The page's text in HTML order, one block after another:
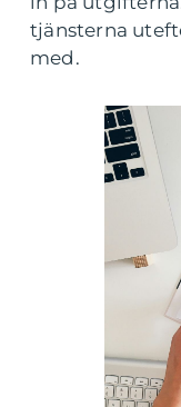
tjänsterna
med.